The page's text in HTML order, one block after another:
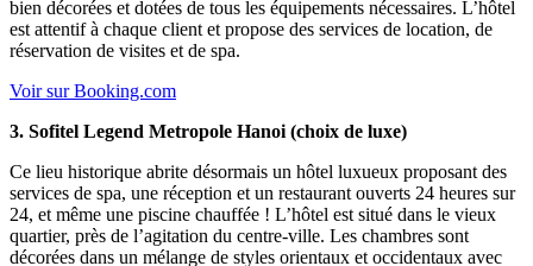
bien décorées et dotées de tous les équipements nécessaires. L’hôtel
est attentif à chaque client et propose des services de location, de
réservation de visites et de spa.
Voir sur Booking.com
3. Sofitel Legend Metropole Hanoi (choix de luxe)
Ce lieu historique abrite désormais un hôtel luxueux proposant des
services de spa, une réception et un restaurant ouverts 24 heures sur
24, et même une piscine chauffée ! L’hôtel est situé dans le vieux
quartier, près de l’agitation du centre-ville. Les chambres sont
décorées dans un mélange de styles orientaux et occidentaux avec